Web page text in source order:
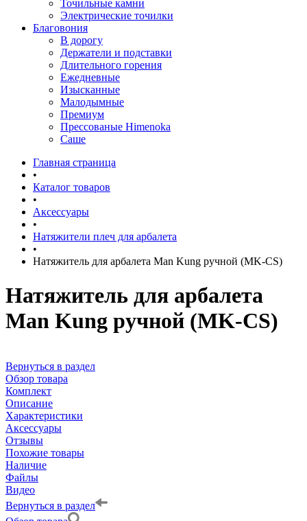
Точильные камни
Электрические точилки
Благовония
В дорогу
Держатели и подставки
Длительного горения
Ежедневные
Изысканные
Малодымные
Премиум
Прессованые Himenoka
Саше
Главная страница
•
Каталог товаров
•
Аксессуары
•
Натяжители плеч для арбалета
•
Натяжитель для арбалета Man Kung ручной (MK-CS)
Натяжитель для арбалета
Man Kung ручной (MK-CS)
Вернуться в раздел
Обзор товара
Комплект
Описание
Характеристики
Аксессуары
Отзывы
Похожие товары
Наличие
Файлы
Видео
Вернуться в раздел